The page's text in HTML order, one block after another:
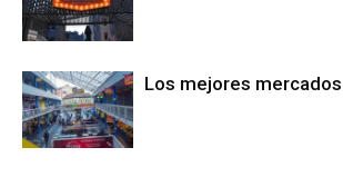
Los mejores